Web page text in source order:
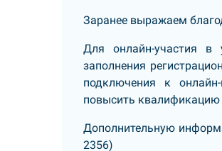
Заранее выражаем
Для онлайн-участия в
заполнения
подключения к онлайн-
повысить
Дополнительную
2356)